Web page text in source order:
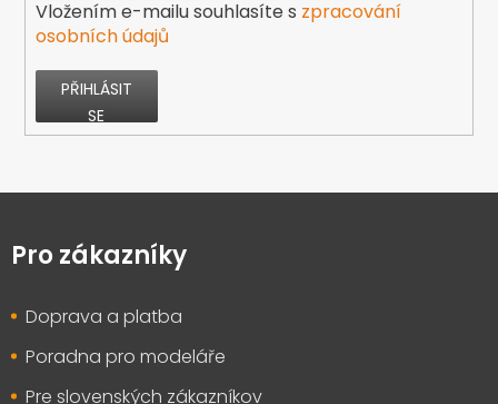
Vložením e-mailu souhlasíte s zpracování
osobních údajů
PŘIHLÁSIT
SE
Z
pPro zákazníky
Doprava a platba
Poradna pro modeláře
Pre slovenských zákazníkov